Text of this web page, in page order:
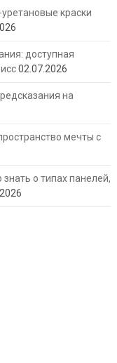
краски
доступная
02.07.2026
на
мечты с
о типах панелей,